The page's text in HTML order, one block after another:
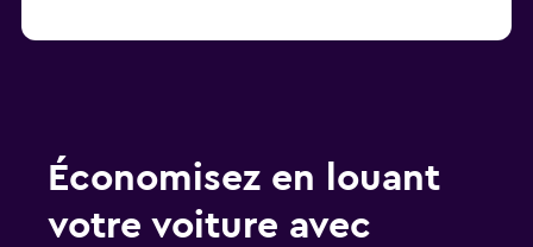
Économisez en louant
votre voiture avec